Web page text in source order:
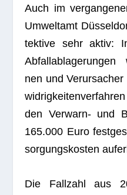
Auch im
Umwelt­amt
tek­tive sehr aktiv:
nen und
den Ver­warn- und
165.000 Euro
sor­gungs­kos­ten
Die Fall­zahl aus